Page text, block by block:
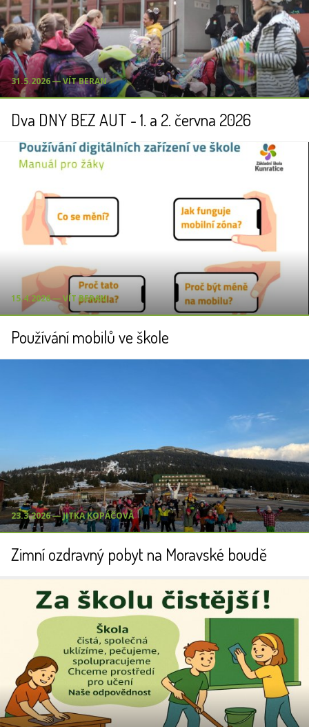
31.5.2026 ― VÍT BERAN
Dva DNY BEZ AUT - 1. a 2. června 2026
15.4.2026 ― VÍT BERAN
Používání mobilů ve škole
23.3.2026 ― JITKA KOPÁČOVÁ
Zimní ozdravný pobyt na Moravské boudě